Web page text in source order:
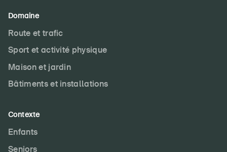
Domaine
Route et trafic
Sport et activité physique
Maison et jardin
Bâtiments et installations
Contexte
Enfants
Seniors